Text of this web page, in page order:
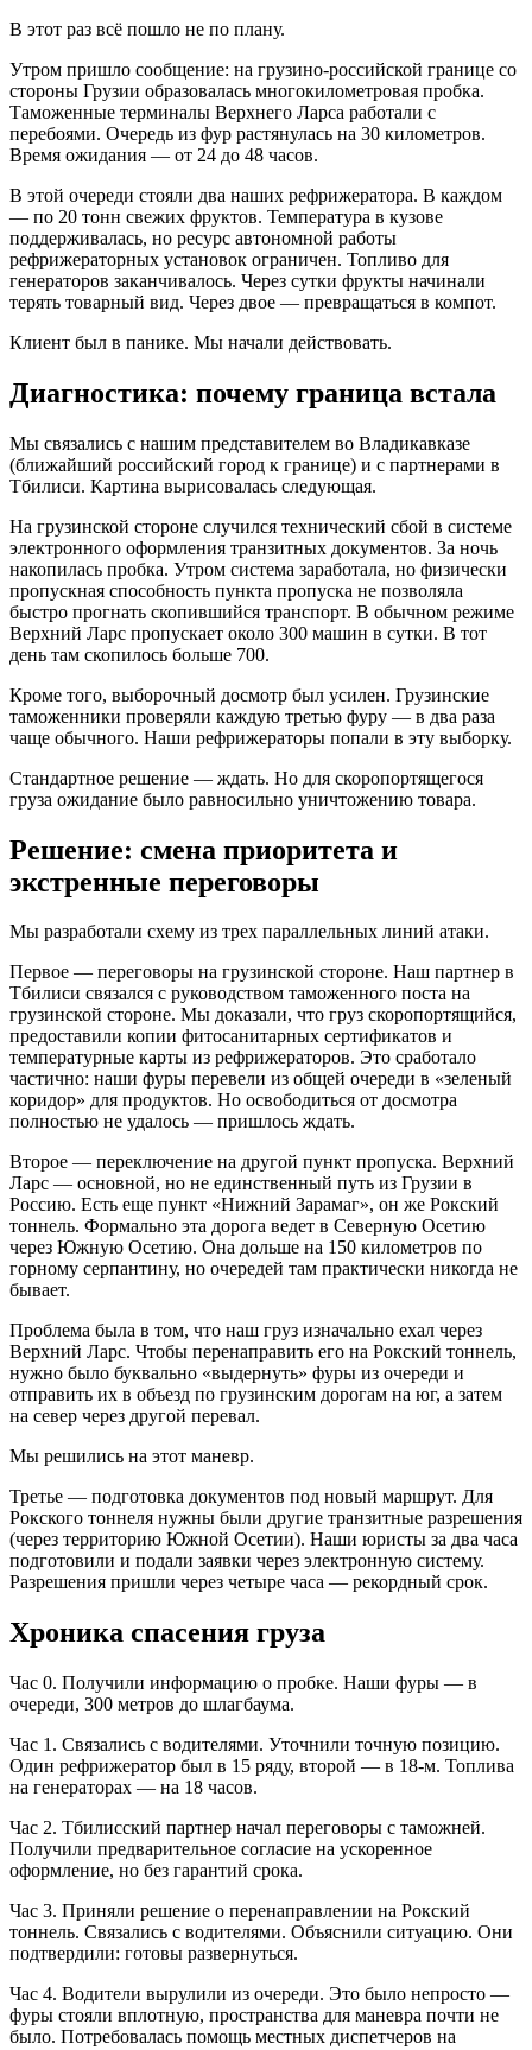
В этот раз всё пошло не по плану.
Утром пришло сообщение: на грузино-российской границе со
стороны Грузии образовалась многокилометровая пробка.
Таможенные терминалы Верхнего Ларса работали с
перебоями. Очередь из фур растянулась на 30 километров.
Время ожидания — от 24 до 48 часов.
В этой очереди стояли два наших рефрижератора. В каждом
— по 20 тонн свежих фруктов. Температура в кузове
поддерживалась, но ресурс автономной работы
рефрижераторных установок ограничен. Топливо для
генераторов заканчивалось. Через сутки фрукты начинали
терять товарный вид. Через двое — превращаться в компот.
Клиент был в панике. Мы начали действовать.
Диагностика: почему граница встала
Мы связались с нашим представителем во Владикавказе
(ближайший российский город к границе) и с партнерами в
Тбилиси. Картина вырисовалась следующая.
На грузинской стороне случился технический сбой в системе
электронного оформления транзитных документов. За ночь
накопилась пробка. Утром система заработала, но физически
пропускная способность пункта пропуска не позволяла
быстро прогнать скопившийся транспорт. В обычном режиме
Верхний Ларс пропускает около 300 машин в сутки. В тот
день там скопилось больше 700.
Кроме того, выборочный досмотр был усилен. Грузинские
таможенники проверяли каждую третью фуру — в два раза
чаще обычного. Наши рефрижераторы попали в эту выборку.
Стандартное решение — ждать. Но для скоропортящегося
груза ожидание было равносильно уничтожению товара.
Решение: смена приоритета и
экстренные переговоры
Мы разработали схему из трех параллельных линий атаки.
Первое — переговоры на грузинской стороне. Наш партнер в
Тбилиси связался с руководством таможенного поста на
грузинской стороне. Мы доказали, что груз скоропортящийся,
предоставили копии фитосанитарных сертификатов и
температурные карты из рефрижераторов. Это сработало
частично: наши фуры перевели из общей очереди в «зеленый
коридор» для продуктов. Но освободиться от досмотра
полностью не удалось — пришлось ждать.
Второе — переключение на другой пункт пропуска. Верхний
Ларс — основной, но не единственный путь из Грузии в
Россию. Есть еще пункт «Нижний Зарамаг», он же Рокский
тоннель. Формально эта дорога ведет в Северную Осетию
через Южную Осетию. Она дольше на 150 километров по
горному серпантину, но очередей там практически никогда не
бывает.
Проблема была в том, что наш груз изначально ехал через
Верхний Ларс. Чтобы перенаправить его на Рокский тоннель,
нужно было буквально «выдернуть» фуры из очереди и
отправить их в объезд по грузинским дорогам на юг, а затем
на север через другой перевал.
Мы решились на этот маневр.
Третье — подготовка документов под новый маршрут. Для
Рокского тоннеля нужны были другие транзитные разрешения
(через территорию Южной Осетии). Наши юристы за два часа
подготовили и подали заявки через электронную систему.
Разрешения пришли через четыре часа — рекордный срок.
Хроника спасения груза
Час 0. Получили информацию о пробке. Наши фуры — в
очереди, 300 метров до шлагбаума.
Час 1. Связались с водителями. Уточнили точную позицию.
Один рефрижератор был в 15 ряду, второй — в 18-м. Топлива
на генераторах — на 18 часов.
Час 2. Тбилисский партнер начал переговоры с таможней.
Получили предварительное согласие на ускоренное
оформление, но без гарантий срока.
Час 3. Приняли решение о перенаправлении на Рокский
тоннель. Связались с водителями. Объяснили ситуацию. Они
подтвердили: готовы развернуться.
Час 4. Водители вырулили из очереди. Это было непросто —
фуры стояли вплотную, пространства для маневра почти не
было. Потребовалась помощь местных диспетчеров на